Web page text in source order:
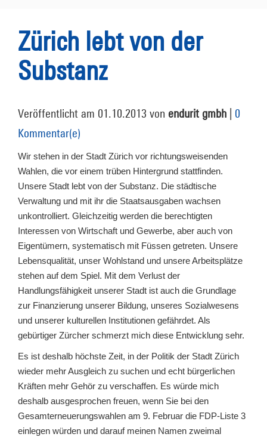
Zürich lebt von der
Substanz
Veröffentlicht am 01.10.2013 von endurit gmbh
0
Kommentar(e)
Wir stehen in der Stadt Zürich vor richtungsweisenden
Wahlen, die vor einem trüben Hintergrund stattfinden.
Unsere Stadt lebt von der Substanz. Die städtische
Verwaltung und mit ihr die Staatsausgaben wachsen
unkontrolliert. Gleichzeitig werden die berechtigten
Interessen von Wirtschaft und Gewerbe, aber auch von
Eigentümern, systematisch mit Füssen getreten. Unsere
Lebensqualität, unser Wohlstand und unsere Arbeitsplätze
stehen auf dem Spiel. Mit dem Verlust der
Handlungsfähigkeit unserer Stadt ist auch die Grundlage
zur Finanzierung unserer Bildung, unseres Sozialwesens
und unserer kulturellen Institutionen gefährdet. Als
gebürtiger Zürcher schmerzt mich diese Entwicklung sehr.
Es ist deshalb höchste Zeit, in der Politik der Stadt Zürich
wieder mehr Ausgleich zu suchen und echt bürgerlichen
Kräften mehr Gehör zu verschaffen. Es würde mich
deshalb ausgesprochen freuen, wenn Sie bei den
Gesamterneuerungswahlen am 9. Februar die FDP-Liste 3
einlegen würden und darauf meinen Namen zweimal